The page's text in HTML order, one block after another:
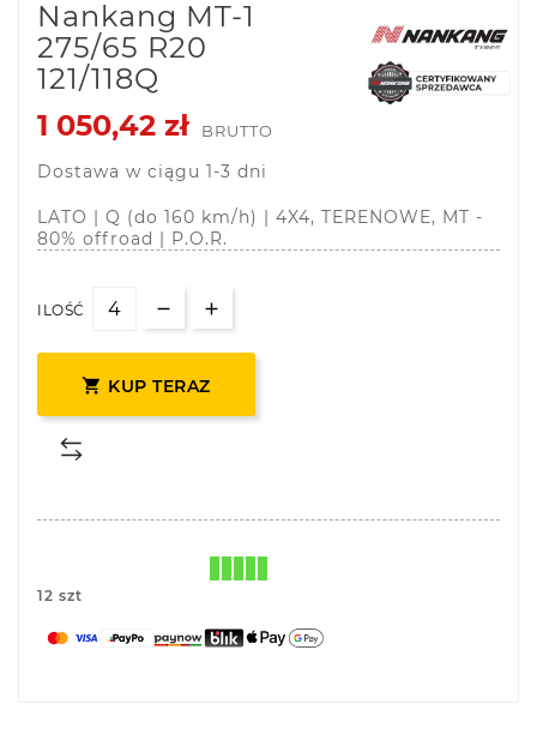
Nankang MT-1
275/65 R20
121/118Q
1 050,42 zł
BRUTTO
Dostawa w ciągu 1-3 dni
LATO | Q (do 160 km/h) | 4X4, TERENOWE, MT -
80% offroad | P.O.R.
ILOŚĆ
 KUP TERAZ
12 szt